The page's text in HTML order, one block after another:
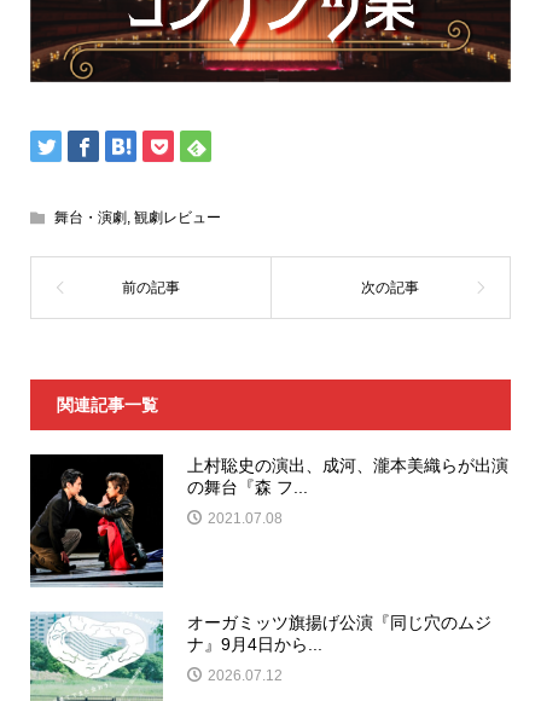
舞台・演劇, 観劇レビュー
関連記事一覧
上村聡史の演出、成河、瀧本美織らが出演
の舞台『森 フ...
2021.07.08
オーガミッツ旗揚げ公演『同じ穴のムジ
ナ』9月4日から...
2026.07.12